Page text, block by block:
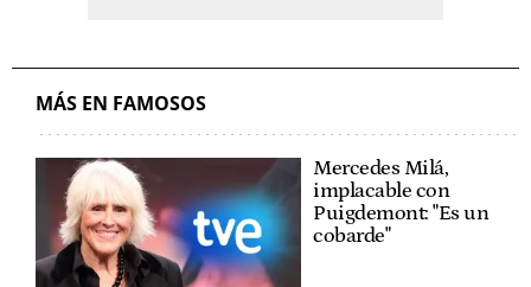
MÁS EN FAMOSOS
Mercedes Milá,
implacable con
Puigdemont: "Es un
cobarde"